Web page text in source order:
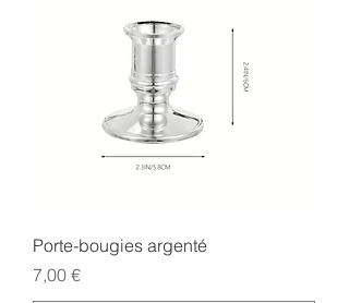
Porte-bougies argenté
Prix
7,00 €